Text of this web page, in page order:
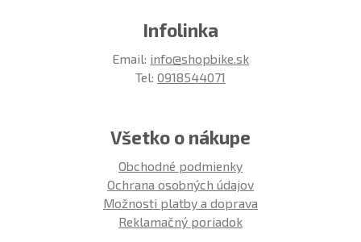
Infolinka
Email: info@shopbike.sk
Tel: 0918544071
Všetko o nákupe
Obchodné podmienky
Ochrana osobných údajov
Možnosti platby a doprava
Reklamačný poriadok